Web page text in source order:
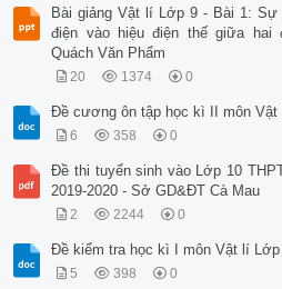
Bài giảng Vật lí Lớp 9 - Bài 1:
điện vào hiệu điện thế giữa hai
Quách Văn Phẩm
20 1374 0
Đề cương ôn tập học kì II môn Vật
6 358 0
Đề thi tuyển sinh vào Lớp 10
2019-2020 - Sở GD&ĐT Cà Mau
2 2244 0
Đề kiểm tra học kì I môn Vật lí Lớp
5 398 0